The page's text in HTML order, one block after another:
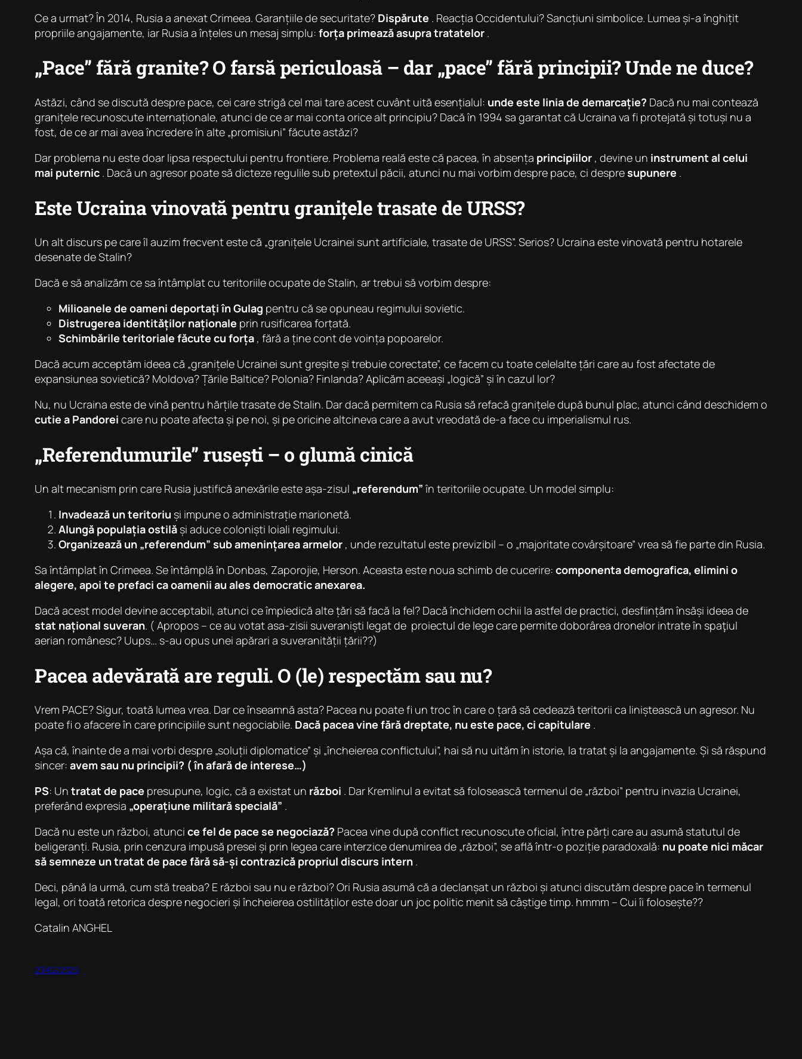
Ce a urmat? În 2014, Rusia a anexat Crimeea. Garanțiile de securitate? Dispărute . Reacția Occidentului? Sancțiuni simbolice. Lumea și-a înghițit
propriile angajamente, iar Rusia a înțeles un mesaj simplu: forța primează asupra tratatelor .
„Pace” fără granite? O farsă periculoasă – dar „pace” fără principii? Unde ne duce?
Astăzi, când se discută despre pace, cei care strigă cel mai tare acest cuvânt uită esențialul: unde este linia de demarcație? Dacă nu mai contează
granițele recunoscute internaționale, atunci de ce ar mai conta orice alt principiu? Dacă în 1994 sa garantat că Ucraina va fi protejată și totuși nu a
fost, de ce ar mai avea încredere în alte „promisiuni” făcute astăzi?
Dar problema nu este doar lipsa respectului pentru frontiere. Problema reală este că pacea, în absența principiilor , devine un instrument al celui
mai puternic . Dacă un agresor poate să dicteze regulile sub pretextul păcii, atunci nu mai vorbim despre pace, ci despresupunere .
Este Ucraina vinovată pentru granițele trasate de URSS?
Un alt discurs pe care îl auzim frecvent este că „granițele Ucrainei sunt artificiale, trasate de URSS”. Serios? Ucraina este vinovată pentru hotarele
desenate de Stalin?
Dacă e să analizăm ce sa întâmplat cu teritoriile ocupate de Stalin, ar trebui să vorbim despre:
Milioanele de oameni deportați în Gulag pentru că se opuneau regimului sovietic.
Distrugerea identităților naționale prin rusificarea forțată.
Schimbările teritoriale făcute cu forța , fără a ține cont de voința popoarelor.
Dacă acum acceptăm ideea că „granițele Ucrainei sunt greșite și trebuie corectate”, ce facem cu toate celelalte țări care au fost afectate de
expansiunea sovietică? Moldova? Țările Baltice? Polonia? Finlanda? Aplicăm aceeași „logică” și în cazul lor?
Nu, nu Ucraina este de vină pentru hărțile trasate de Stalin. Dar dacă permitem ca Rusia să refacă granițele după bunul plac, atunci când deschidem o
cutie a Pandorei care nu poate afecta și pe noi, și pe oricine altcineva care a avut vreodată de-a face cu imperialismul rus.
„Referendumurile” rusești – o glumă cinică
Un alt mecanism prin care Rusia justifică anexările este așa-zisul „referendum”în teritoriile ocupate. Un model simplu:
Invadează un teritoriu și impune o administrație marionetă.
Alungă populația ostilă și aduce coloniști loiali regimului.
Organizează un „referendum” sub amenințarea armelor , unde rezultatul este previzibil – o „majoritate covârșitoare” vrea să fie parte din Rusia.
Sa întâmplat în Crimeea. Se întâmplă în Donbas, Zaporojie, Herson. Aceasta este noua schimb de cucerire: componenta demografica, elimini o
alegere, apoi te prefaci ca oamenii au ales democratic anexarea.
Dacă acest model devine acceptabil, atunci ce împiedică alte țări să facă la fel? Dacă închidem ochii la astfel de practici, desființăm însăși ideea de
stat național suveran. ( Apropos – ce au votat asa-zisii suveraniști legat de proiectul de lege care permite doborârea dronelor intrate în spaţiul
aerian românesc? Uups… s-au opus unei apărari a suveranității țării??)
Pacea adevărată are reguli. O (le) respectăm sau nu?
Vrem PACE? Sigur, toată lumea vrea. Dar ce înseamnă asta? Pacea nu poate fi un troc în care o țară să cedează teritorii ca liniștească un agresor. Nu
poate fi o afacere în care principiile sunt negociabile. Dacă pacea vine fără dreptate, nu este pace, ci capitulare .
Așa că, înainte de a mai vorbi despre „soluții diplomatice” și „încheierea conflictului”, hai să nu uităm în istorie, la tratat și la angajamente. Și să răspund
sincer: avem sau nu principii? ( în afară de interese…)
PS: Un tratat de pace presupune, logic, că a existat un război . Dar Kremlinul a evitat să folosească termenul de „război” pentru invazia Ucrainei,
preferând expresia „operațiune militară specială” .
Dacă nu este un război, atunci ce fel de pace se negociază? Pacea vine după conflict recunoscute oficial, între părți care au asumă statutul de
beligeranți. Rusia, prin cenzura impusă presei și prin legea care interzice denumirea de „război”, se află într-o poziție paradoxală: nu poate nici măcar
să semneze un tratat de pace fără să-și contrazică propriul discurs intern .
Deci, până la urmă, cum stă treaba? E război sau nu e război? Ori Rusia asumă că a declanșat un război și atunci discutăm despre pace în termenul
legal, ori toată retorica despre negocieri și încheierea ostilităților este doar un joc politic menit să câștige timp. hmmm – Cui îi folosește??
Catalin ANGHEL
20/02/2025